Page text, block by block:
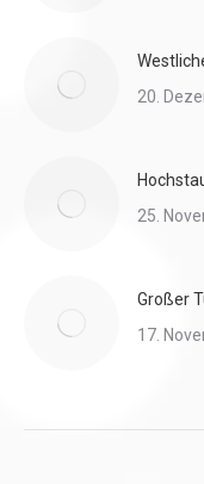
20.
25.
Großer
17.